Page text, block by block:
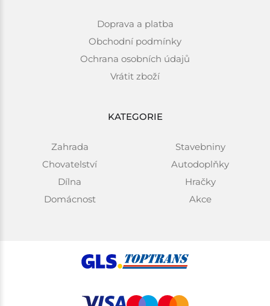
Doprava a platba
Obchodní podmínky
Ochrana osobních údajů
Vrátit zboží
KATEGORIE
Zahrada
Chovatelství
Dílna
Domácnost
Stavebniny
Autodoplňky
Hračky
Akce